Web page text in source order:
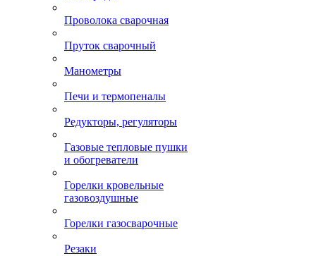
Проволока сварочная
Пруток сварочный
Манометры
Печи и термопеналы
Редукторы, регуляторы
Газовые тепловые пушки
и обогреватели
Горелки кровельные
газовоздушные
Горелки газосварочные
Резаки